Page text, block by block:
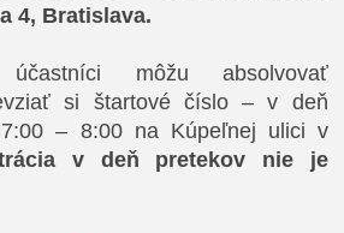
4, Bratislava.
účastníci môžu absolvovať
si štartové číslo – v deň
– 8:00 na Kúpeľnej ulici v
v deň pretekov nie je